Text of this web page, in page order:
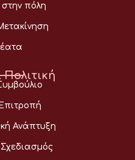
πόλη
Ανάπτυξη
Σχεδιασμός